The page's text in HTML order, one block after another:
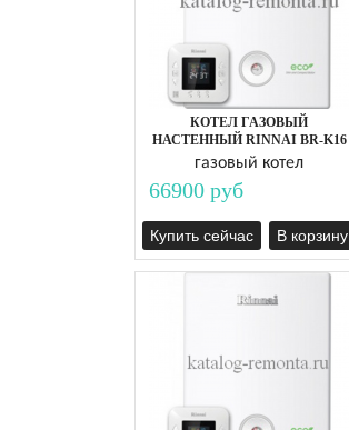
КОТЕЛ ГАЗОВЫЙ
НАСТЕННЫЙ RINNAI BR-K16
газовый котел
66900 руб
Купить сейчас В корзину